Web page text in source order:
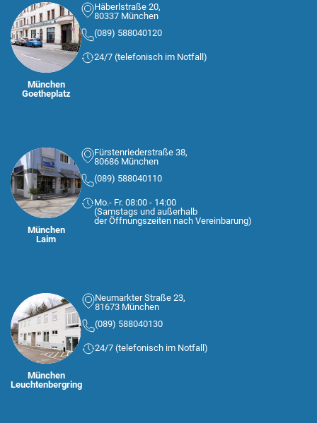
München
Goetheplatz
Häberlstraße 20,
80337 München
(089) 588040120
24/7 (telefonisch im Notfall)
München
Laim
Fürstenriederstraße 38,
80686 München
(089) 588040110
Mo.- Fr. 08:00 - 14:00
(Samstags und außerhalb
der Öffnungszeiten nach Vereinbarung)
München
Leuchtenbergring
Neumarkter Straße 23,
81673 München
(089) 588040130
24/7 (telefonisch im Notfall)